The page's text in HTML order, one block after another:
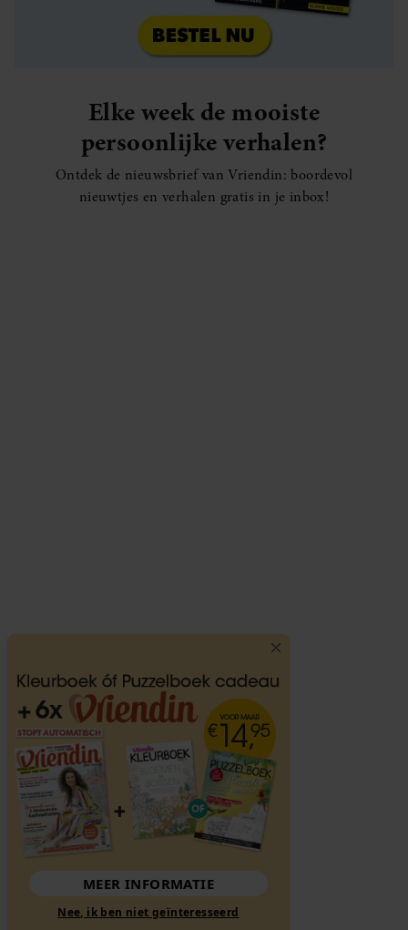
Elke week de mooiste
persoonlijke verhalen?
Ontdek de nieuwsbrief van Vriendin: boordevol
nieuwtjes en verhalen gratis in je inbox!
MEER INFORMATIE
Nee, ik ben niet geïnteresseerd